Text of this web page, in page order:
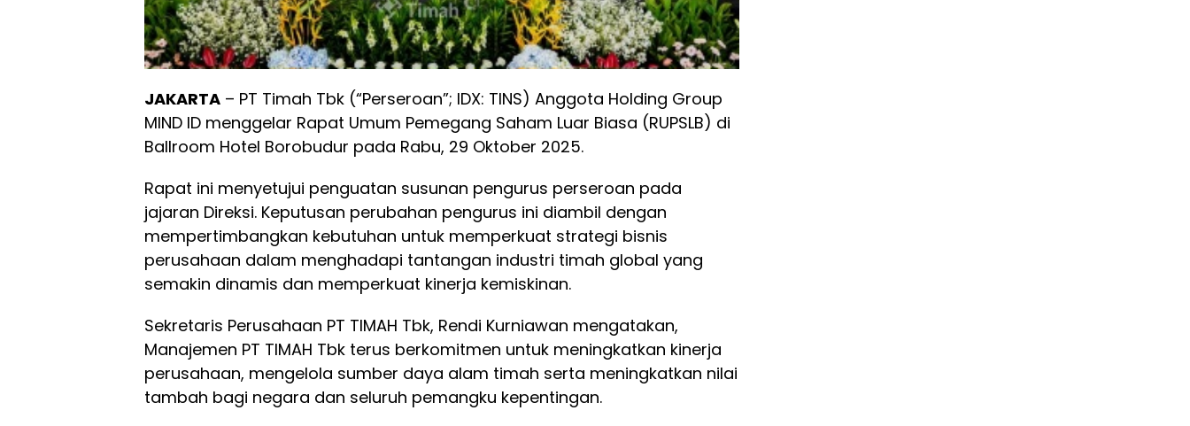
JAKARTA – PT Timah Tbk (“Perseroan”; IDX: TINS) Anggota Holding Group
MIND ID menggelar Rapat Umum Pemegang Saham Luar Biasa (RUPSLB) di
Ballroom Hotel Borobudur pada Rabu, 29 Oktober 2025.
Rapat ini menyetujui penguatan susunan pengurus perseroan pada
jajaran Direksi. Keputusan perubahan pengurus ini diambil dengan
mempertimbangkan kebutuhan untuk memperkuat strategi bisnis
perusahaan dalam menghadapi tantangan industri timah global yang
semakin dinamis dan memperkuat kinerja kemiskinan.
Sekretaris Perusahaan PT TIMAH Tbk, Rendi Kurniawan mengatakan,
Manajemen PT TIMAH Tbk terus berkomitmen untuk meningkatkan kinerja
perusahaan, mengelola sumber daya alam timah serta meningkatkan nilai
tambah bagi negara dan seluruh pemangku kepentingan.